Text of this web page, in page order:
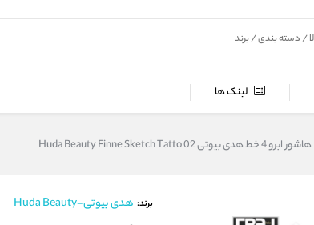
لینک ها
هاشور ابرو 4 خط هدی بیوتی Huda Beauty Finne Sketch Tatto 02
برند: هدی بیوتی-Huda Beauty